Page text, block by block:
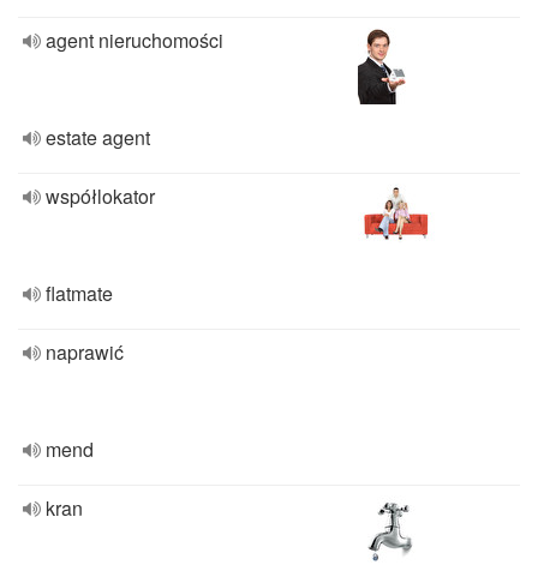
agent nieruchomości
estate agent
współlokator
flatmate
naprawić
mend
kran